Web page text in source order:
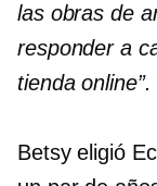
las obras de
responder a
tienda online”.
Betsy eligió